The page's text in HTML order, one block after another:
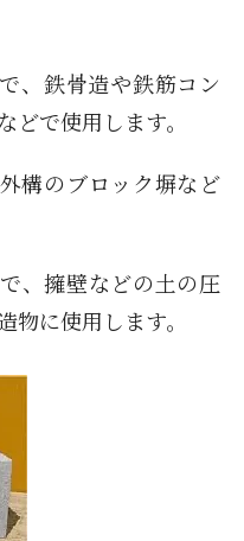
、鉄骨造や鉄筋コン
どで使用します。
構のブロック塀など
、擁壁などの土の圧
物に使用します。